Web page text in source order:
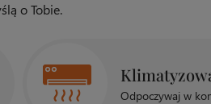
o Tobie.
Odpoczywaj w